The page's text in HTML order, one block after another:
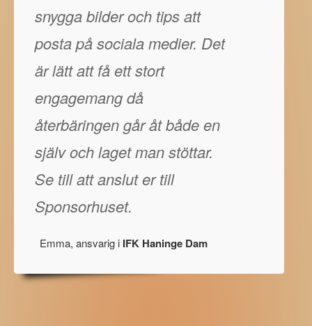
snygga bilder och tips att
posta på sociala medier. Det
är lätt att få ett stort
engagemang då
återbäringen går åt både en
själv och laget man stöttar.
Se till att anslut er till
Sponsorhuset.
Emma, ansvarig i IFK Haninge Dam